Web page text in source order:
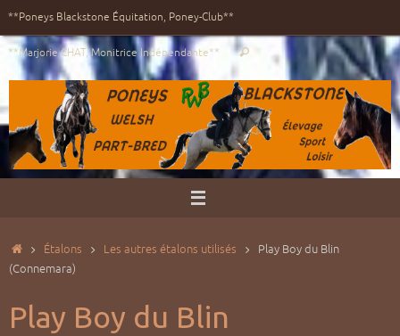
Passer
au
contenu
**Poneys Blackstone Équitation, Poney-Club**
**Marjorie CHAT, Monitrice Indépendante**
Recherche
pour
:
Rechercher
AccueilÉtalons Les autres étalons utilisés
Play Boy du Blin
(Connemara)
Play Boy du Blin